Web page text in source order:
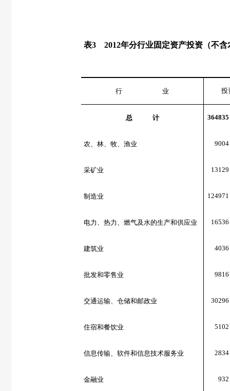
表3 2012年分行业固定资产投资（不
行 业 投
总 计 364835
农、林、牧、渔业 9004
采矿业 13129
制造业 124971
电力、热力、燃气及水的生产和供应业 16536
建筑业 4036
批发和零售业 9816
交通运输、仓储和邮政业 30296
住宿和餐饮业 5102
信息传输、软件和信息技术服务业 2834
金融业 932